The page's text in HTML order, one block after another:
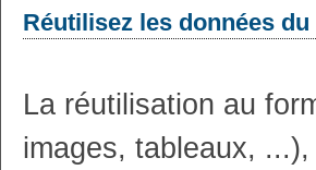
Réutilisez les données
La réutilisation au
images, tableaux,